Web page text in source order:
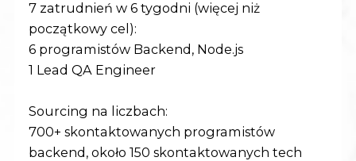
7 zatrudnień w 6 tygodni (więcej niż
początkowy cel):
6 programistów Backend, Node.js
1 Lead QA Engineer
Sourcing na liczbach:
700+ skontaktowanych programistów
backend, około 150 skontaktowanych tech